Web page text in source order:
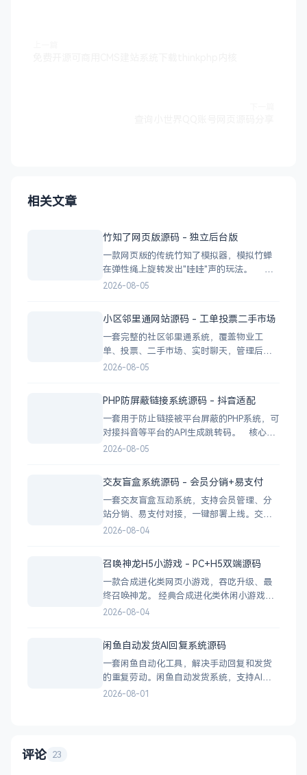
相关文章
竹知了网页版源码 - 独立后台版
一款网页版的传统竹知了模拟器，模拟竹蝉
在弹性绳上旋转发出"哇哇"声的玩法。 核
心功能 网页版运行，无需下载 独立后台管
2026-08-05
小区邻里通网站源码 - 工单投票二手市场
一套完整的社区邻里通系统，覆盖物业工
单、投票、二手市场、实时聊天，管理后台
一应俱全。 前台功能 九宫格快捷菜单 +
情 小区投票：发起/参与/查看结果 邻里社区
2026-08-05
PHP防屏蔽链接系统源码 - 抖音适配
一套用于防止链接被平台屏蔽的PHP系统，可
对接抖音等平台的API生成跳转码。 核心功
能 多域名池智能切换，降低被拦截概率 对接
分析报表 技术栈 后端：PHP
2026-08-05
交友盲盒系统源码 - 会员分销+易支付
一套交友盲盒互动系统，支持会员管理、分
站分销、易支付对接，一键部署上线。交友
盲盒系统源码，支持会员系统、多商户分
建。 核心功能 会员系统：自定义价格、会
员等级 分销系统：代理商机制、佣金
2026-08-04
召唤神龙H5小游戏 - PC+H5双端源码
一款合成进化类网页小游戏，吞吃升级、最
终召唤神龙。 经典合成进化类休闲小游戏，
双版本可选：正常版挑战通关、无敌版轻松
略，循序渐进挑战通关 无敌版：无失败压
力，轻松快速合成升级，纯休
2026-08-04
闲鱼自动发货AI回复系统源码
一套闲鱼自动化工具，解决手动回复和发货
的重复劳动。闲鱼自动发货系统，支持AI智
能回复、多账号管理、订单自动处理、数据
2026-08-01
评论 23